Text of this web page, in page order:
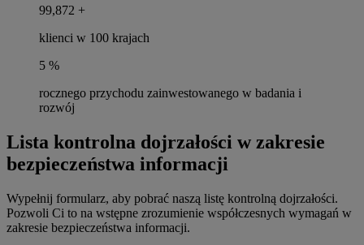
100,000 +
klienci w 100 krajach
5 %
rocznego przychodu zainwestowanego w badania i
rozwój
Lista kontrolna dojrzałości w zakresie
bezpieczeństwa informacji
Wypełnij formularz, aby pobrać naszą listę kontrolną dojrzałości.
Pozwoli Ci to na wstępne zrozumienie współczesnych wymagań w
zakresie bezpieczeństwa informacji.